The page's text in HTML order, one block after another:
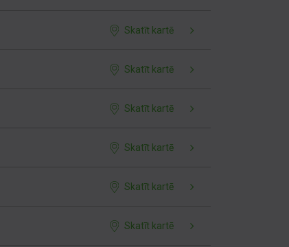
Skatīt kartē
Skatīt kartē
Skatīt kartē
Skatīt kartē
Skatīt kartē
Skatīt kartē